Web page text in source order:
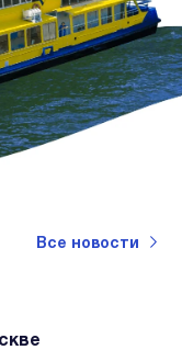
Все новости